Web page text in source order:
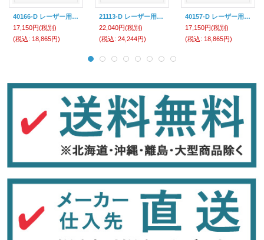
40166-D レーザー用保護メガネ 677006297 エー・エム・プロダクツ ニューピグコーポレーション(pig)
17,150円(税別)
(税込: 18,865円)
21113-D レーザー用保護メガネ 677006275 エー・エム・プロダクツ ニューピグコーポレーション(pig)
22,040円(税別)
(税込: 24,244円)
40157-D レーザー用保護メガネ 677006296 エー・エム・プロダクツ ニューピグコーポレーション(pig)
17,150円(税別)
(税込: 18,865円)